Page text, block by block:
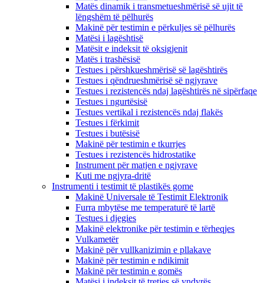
Matës dinamik i transmetueshmërisë së ujit të
lëngshëm të pëlhurës
Makinë për testimin e përkuljes së pëlhurës
Matësi i lagështisë
Matësit e indeksit të oksigjenit
Matës i trashësisë
Testues i përshkueshmërisë së lagështirës
Testues i qëndrueshmërisë së ngjyrave
Testues i rezistencës ndaj lagështirës në sipërfaqe
Testues i ngurtësisë
Testues vertikal i rezistencës ndaj flakës
Testues i fërkimit
Testues i butësisë
Makinë për testimin e tkurrjes
Testues i rezistencës hidrostatike
Instrument për matjen e ngjyrave
Kuti me ngjyra-dritë
Instrumenti i testimit të plastikës gome
Makinë Universale të Testimit Elektronik
Furra mbytëse me temperaturë të lartë
Testues i djegies
Makinë elektronike për testimin e tërheqjes
Vulkametër
Makinë për vullkanizimin e pllakave
Makinë për testimin e ndikimit
Makinë për testimin e gomës